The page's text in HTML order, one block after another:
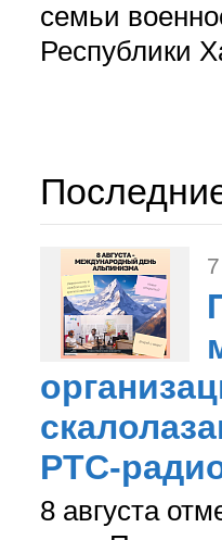
семьи
Республики
РТС-
8 августа